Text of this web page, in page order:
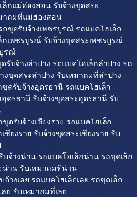
กแม่ฮ่องสอน รับจ้างขุดสระ
าถมที่แม่ฮ่องสอน
ขุดรับจ้างเพชรบูรณ์ รถแบคโฮเล็ก
กเพชรบูรณ์ รับจ้างขุดสระเพชรบูรณ์
รณ์
รับจ้างลำปาง รถแบคโฮเล็กลำปาง รถ
งขุดสระลำปาง รับเหมาถมที่ลำปาง
ดรับจ้างอุดรธานี รถแบคโฮเล็ก
ดรธานี รับจ้างขุดสระอุดรธานี รับ
ขุดรับจ้างเชียงราย รถแบคโฮเล็ก
ชียงราย รับจ้างขุดสระเชียงราย รับ
จ้างน่าน รถแบคโฮเล็กน่าน รถขุดเล็ก
น่าน รับเหมาถมที่น่าน
จ้างเลย รถแบคโฮเล็กเลย รถขุดเล็ก
ลย รับเหมาถมที่เลย